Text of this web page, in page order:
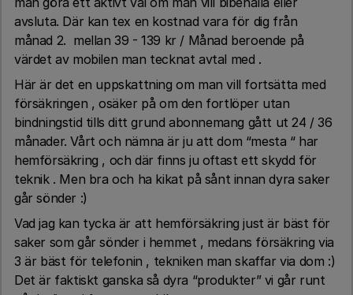
avsluta. Där kan tex en kostnad vara för dig från
månad 2. mellan 39 - 139 kr / Månad beroende på
värdet av mobilen man tecknat avtal med .
Här är det en uppskattning om man vill fortsätta med
försäkringen , osäker på om den fortlöper utan
bindningstid tills ditt grund abonnemang gått ut 24 / 36
månader. Vårt och nämna är ju att dom “mesta “ har
hemförsäkring , och där finns ju oftast ett skydd för
teknik . Men bra och ha kikat på sånt innan dyra saker
går sönder :)
Vad jag kan tycka är att hemförsäkring just är bäst för
saker som går sönder i hemmet , medans försäkring via
3 är bäst för telefonin , tekniken man skaffar via dom :)
Det är faktiskt ganska så dyra “produkter” vi går runt